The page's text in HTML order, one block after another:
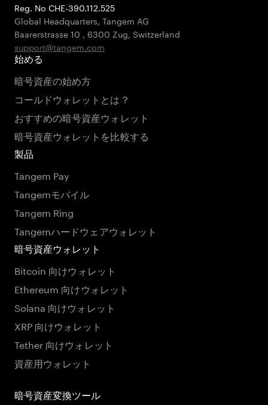
Reg. No CHE-390.112.525
Global Headquarters, Tangem AG
Baarerstrasse 10 , 6300 Zug, Switzerland
support@tangem.com
始める
暗号資産の始め方
コールドウォレットとは？
おすすめの暗号資産ウォレット
暗号資産ウォレットを比較する
製品
Tangem Pay
Tangemモバイル
Tangem Ring
Tangemハードウェアウォレット
暗号資産ウォレット
Bitcoin 向けウォレット
Ethereum 向けウォレット
Solana 向けウォレット
XRP 向けウォレット
Tether 向けウォレット
資産用ウォレット
暗号資産変換ツール